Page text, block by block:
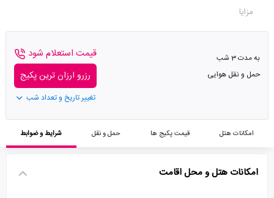
مزایا
به مدت 3 شب
حمل و نقل هوایی
قیمت استعلام شود
رزرو ارزان ترین پکیج
تغییر تاریخ و تعداد شب
امکانات هتل قیمت پکیج ها حمل و نقل شرایط و ضوابط
امکانات هتل و محل اقامت